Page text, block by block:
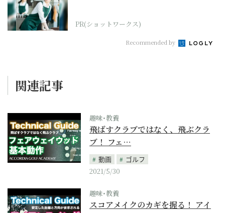
PR(ショットワークス)
Recommended by
関連記事
趣味･教養
飛ばすクラブではなく、飛ぶクラ
ブ！ フェ…
動画
ゴルフ
2021/5/30
趣味･教養
スコアメイクのカギを握る！ アイ